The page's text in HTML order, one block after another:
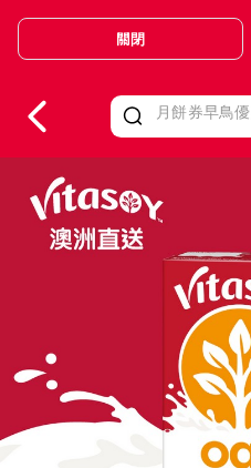
Valid Until 30 June 2026
關閉